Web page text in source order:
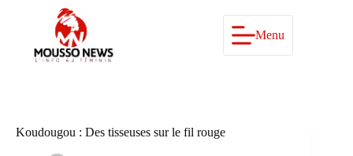
Menu
Koudougou : Des tisseuses sur le fil rouge